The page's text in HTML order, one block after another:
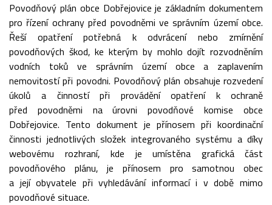
Povodňový plán obce Dobřejovice je základním dokumentem
pro řízení ochrany před povodněmi ve správním území obce.
Řeší opatření potřebná k odvrácení nebo zmírnění
povodňových škod, ke kterým by mohlo dojít rozvodněním
vodních toků ve správním území obce a zaplavením
nemovitostí při povodni. Povodňový plán obsahuje rozvedení
úkolů a činností při provádění opatření k ochraně
před povodněmi na úrovni povodňové komise obce
Dobřejovice. Tento dokument je přínosem při koordinační
činnosti jednotlivých složek integrovaného systému a díky
webovému rozhraní, kde je umístěna grafická část
povodňového plánu, je přínosem pro samotnou obec
a její obyvatele při vyhledávání informací i v době mimo
povodňové situace.